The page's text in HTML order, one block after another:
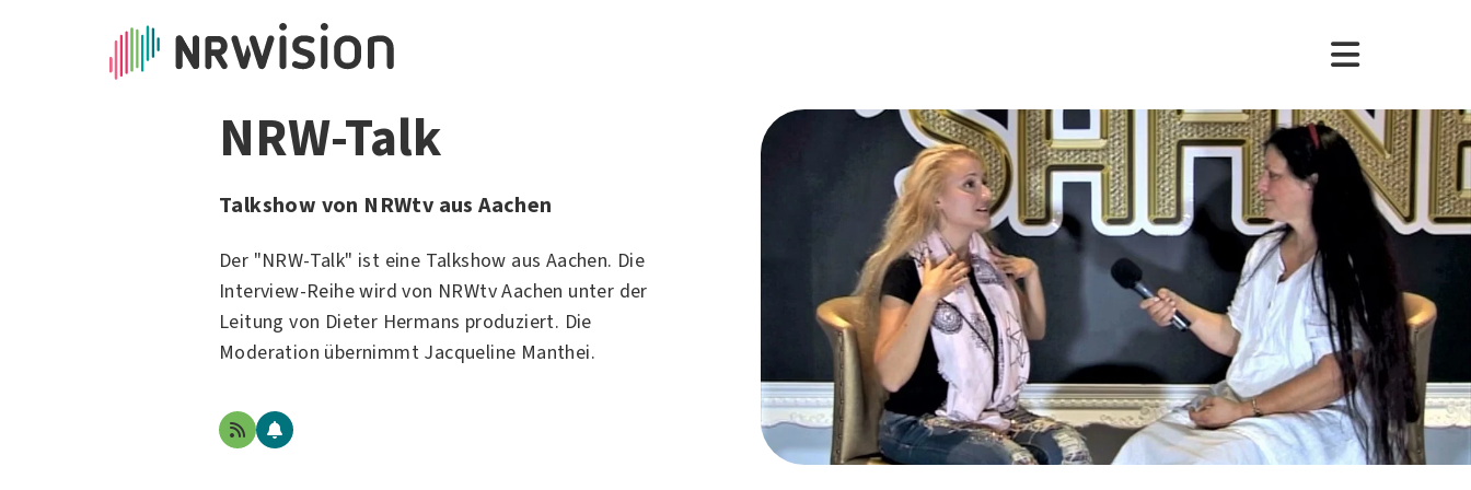
NRW-Talk
Talkshow von NRWtv aus Aachen
Der "NRW-Talk" ist eine Talkshow aus Aachen. Die
Interview-Reihe wird von NRWtv Aachen unter der
Leitung von Dieter Hermans produziert. Die
Moderation übernimmt Jacqueline Manthei.